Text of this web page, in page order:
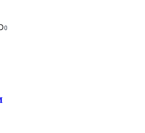
0